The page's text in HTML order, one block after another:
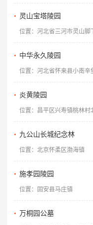
灵山宝塔陵园
位置：河北省三河市灵山脚
中华永久陵园
位置：河北省怀来县小南辛
炎黄陵园
位置：昌平区兴寿镇桃林村
九公山长城纪念林
位置：北京怀柔区渤海镇
施孝园陵园
位置：固安县马庄镇
万桐园公墓